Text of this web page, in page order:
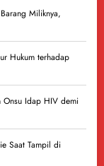
Miliknya,
Hukum terhadap
Onsu Idap HIV demi
Saat Tampil di